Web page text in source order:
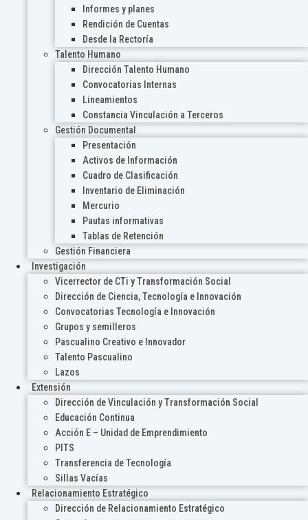
Informes y planes
Rendición de Cuentas
Desde la Rectoría
Talento Humano
Dirección Talento Humano
Convocatorias Internas
Lineamientos
Constancia Vinculación a Terceros
Gestión Documental
Presentación
Activos de Información
Cuadro de Clasificación
Inventario de Eliminación
Mercurio
Pautas informativas
Tablas de Retención
Gestión Financiera
Investigación
Vicerrector de CTi y Transformación Social
Dirección de Ciencia, Tecnología e Innovación
Convocatorias Tecnología e Innovación
Grupos y semilleros
Pascualino Creativo e Innovador
Talento Pascualino
Lazos
Extensión
Dirección de Vinculación y Transformación Social
Educación Continua
Acción E – Unidad de Emprendimiento
PITS
Transferencia de Tecnología
Sillas Vacías
Relacionamiento Estratégico
Dirección de Relacionamiento Estratégico